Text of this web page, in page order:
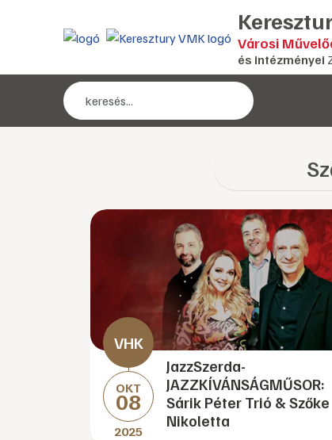
Városi
és intézményei
OKT
08
2025
JazzSzerda-
JAZZKÍVÁNSÁGMŰSOR:
Sárik Péter Trió & Szőke
Nikoletta